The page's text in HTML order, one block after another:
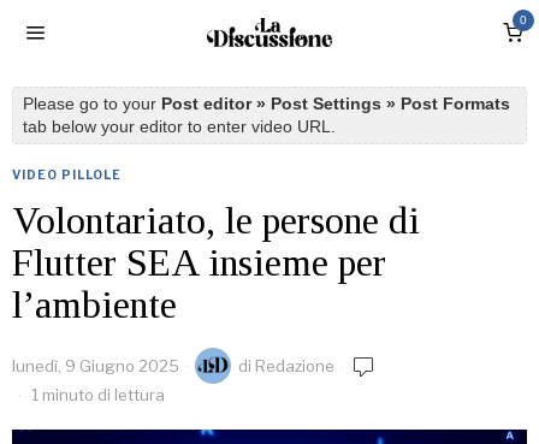
0
Please go to your Post editor » Post Settings » Post Formats
tab below your editor to enter video URL.
VIDEO PILLOLE
Volontariato, le persone di
Flutter SEA insieme per
l’ambiente
lunedì, 9 Giugno 2025 di Redazione
1 minuto di lettura